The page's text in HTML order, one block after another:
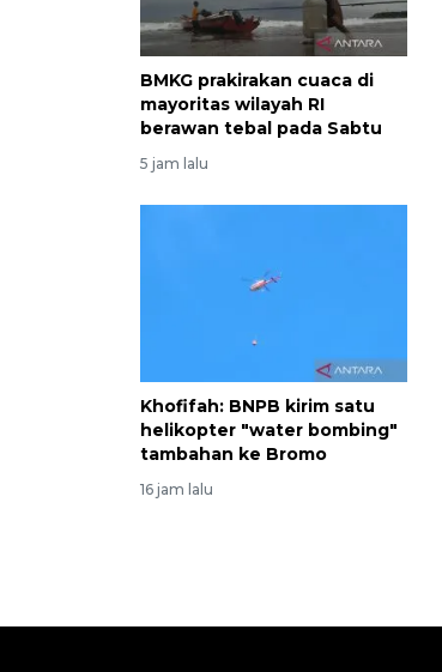
BMKG prakirakan cuaca di
mayoritas wilayah RI
berawan tebal pada Sabtu
5 jam lalu
Khofifah: BNPB kirim satu
helikopter "water bombing"
tambahan ke Bromo
16 jam lalu